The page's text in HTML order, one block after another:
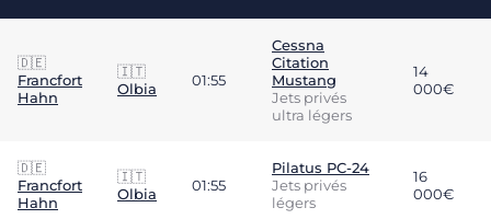
🇩🇪
Francfort
Hahn
🇮🇹
Olbia
01:55
Cessna
Citation
Mustang
Jets privés
ultra légers
14
000€
🇩🇪
Francfort
Hahn
🇮🇹
Olbia
01:55
Pilatus PC-24
Jets privés
légers
16
000€